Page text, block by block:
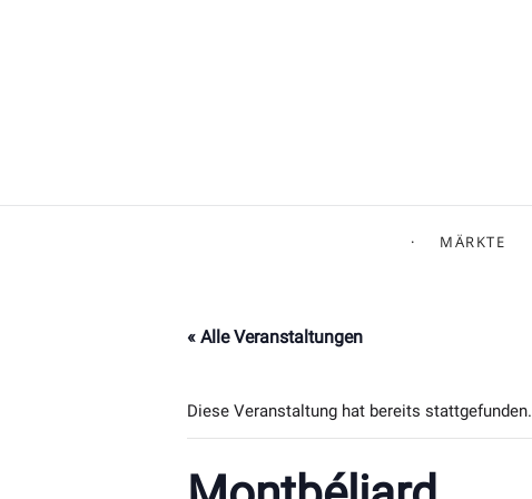
MÄRKTE
« Alle Veranstaltungen
Diese Veranstaltung hat bereits stattgefunden.